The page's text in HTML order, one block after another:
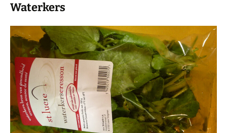
Waterkers